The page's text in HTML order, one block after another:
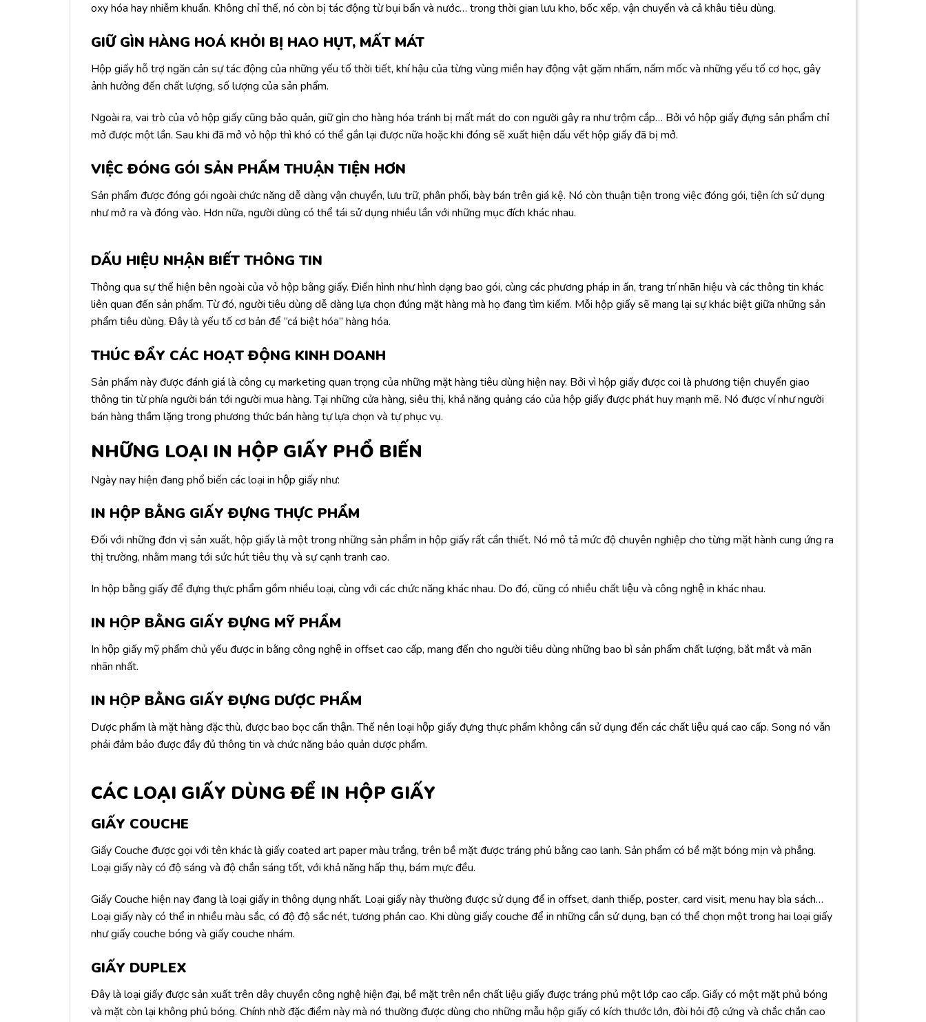
oxy hóa hay nhiễm khuẩn. Không chỉ thế, nó còn bị tác động từ bụi bẩn và nước… trong thời gian lưu kho, bốc xếp, vận chuyển và cả khâu tiêu dùng.
GIỮ GÌN HÀNG HOÁ KHỎI BỊ HAO HỤT, MẤT MÁT
Hộp giấy hỗ trợ ngăn cản sự tác động của những yếu tố thời tiết, khí hậu của từng vùng miền hay động vật gặm nhấm, nấm mốc và những yếu tố cơ học, gây
ảnh hưởng đến chất lượng, số lượng của sản phẩm.
Ngoài ra, vai trò của vỏ hộp giấy cũng bảo quản, giữ gìn cho hàng hóa tránh bị mất mát do con người gây ra như trộm cắp… Bởi vỏ hộp giấy đựng sản phẩm chỉ
mở được một lần. Sau khi đã mở vỏ hộp thì khó có thể gắn lại được nữa hoặc khi đóng sẽ xuất hiện dấu vết hộp giấy đã bị mở.
VIỆC ĐÓNG GÓI SẢN PHẨM THUẬN TIỆN HƠN
Sản phẩm được đóng gói ngoài chức năng dễ dàng vận chuyển, lưu trữ, phân phối, bày bán trên giá kệ. Nó còn thuận tiện trong việc đóng gói, tiện ích sử dụng
như mở ra và đóng vào. Hơn nữa, người dùng có thể tái sử dụng nhiều lần với những mục đích khác nhau.
DẤU HIỆU NHẬN BIẾT THÔNG TIN
Thông qua sự thể hiện bên ngoài của vỏ hộp bằng giấy. Điển hình như hình dạng bao gói, cùng các phương pháp in ấn, trang trí nhãn hiệu và các thông tin khác
liên quan đến sản phẩm. Từ đó, người tiêu dùng dễ dàng lựa chọn đúng mặt hàng mà họ đang tìm kiếm. Mỗi hộp giấy sẽ mang lại sự khác biệt giữa những sản
phẩm tiêu dùng. Đây là yếu tố cơ bản để “cá biệt hóa” hàng hóa.
THÚC ĐẨY CÁC HOẠT ĐỘNG KINH DOANH
Sản phẩm này được đánh giá là công cụ marketing quan trọng của những mặt hàng tiêu dùng hiện nay. Bởi vì hộp giấy được coi là phương tiện chuyển giao
thông tin từ phía người bán tới người mua hàng. Tại những cửa hàng, siêu thị, khả năng quảng cáo của hộp giấy được phát huy mạnh mẽ. Nó được ví như người
bán hàng thầm lặng trong phương thức bán hàng tự lựa chọn và tự phục vụ.
NHỮNG LOẠI IN HỘP GIẤY PHỔ BIẾN
Ngày nay hiện đang phổ biến các loại in hộp giấy như:
IN HỘP BẰNG GIẤY ĐỰNG THỰC PHẨM
Đối với những đơn vị sản xuất, hộp giấy là một trong những sản phẩm in hộp giấy rất cần thiết. Nó mô tả mức độ chuyên nghiệp cho từng mặt hành cung ứng ra
thị trường, nhằm mang tới sức hút tiêu thụ và sự cạnh tranh cao.
In hộp bằng giấy để đựng thực phẩm gồm nhiều loại, cùng với các chức năng khác nhau. Do đó, cũng có nhiều chất liệu và công nghệ in khác nhau.
IN HỘP BẰNG GIẤY ĐỰNG MỸ PHẨM
In hộp giấy mỹ phẩm chủ yếu được in bằng công nghệ in offset cao cấp, mang đến cho người tiêu dùng những bao bì sản phẩm chất lượng, bắt mắt và mãn
nhãn nhất.
IN HỘP BẰNG GIẤY ĐỰNG DƯỢC PHẨM
Dược phẩm là mặt hàng đặc thù, được bao bọc cẩn thận. Thế nên loại hộp giấy đựng thực phẩm không cần sử dụng đến các chất liệu quá cao cấp. Song nó vẫn
phải đảm bảo được đầy đủ thông tin và chức năng bảo quản dược phẩm.
CÁC LOẠI GIẤY DÙNG ĐỂ IN HỘP GIẤY
GIẤY COUCHE
Giấy Couche được gọi với tên khác là giấy coated art paper màu trắng, trên bề mặt được tráng phủ bằng cao lanh. Sản phẩm có bề mặt bóng mịn và phẳng.
Loại giấy này có độ sáng và độ chắn sáng tốt, với khả năng hấp thụ, bám mực đều.
Giấy Couche hiện nay đang là loại giấy in thông dụng nhất. Loại giấy này thường được sử dụng để in offset, danh thiếp, poster, card visit, menu hay bìa sách…
Loại giấy này có thể in nhiều màu sắc, có độ độ sắc nét, tương phản cao. Khi dùng giấy couche để in những cần sử dụng, bạn có thể chọn một trong hai loại giấy
như giấy couche bóng và giấy couche nhám.
GIẤY DUPLEX
Đây là loại giấy được sản xuất trên dây chuyền công nghệ hiện đại, bề mặt trên nền chất liệu giấy được tráng phủ một lớp cao cấp. Giấy có một mặt phủ bóng
và mặt còn lại không phủ bóng. Chính nhờ đặc điểm này mà nó thường được dùng cho những mẫu hộp giấy có kích thước lớn, đòi hỏi độ cứng và chắc chắn cao